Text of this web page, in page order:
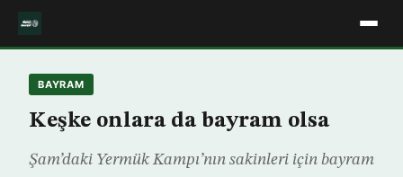
BAYRAM
Keşke onlara da bayram olsa
Şam’daki Yermük Kampı’nın sakinleri için bayram